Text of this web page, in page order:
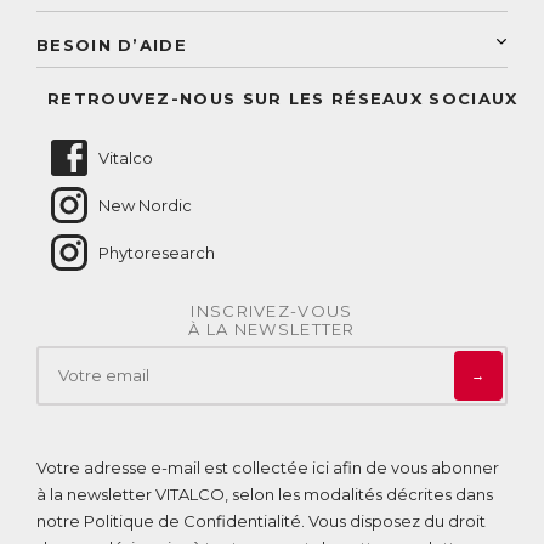
Conseils personnalisés
Conseil personnalisé
BESOIN D’AIDE
RETROUVEZ-NOUS SUR LES RÉSEAUX SOCIAUX
Vitalco
New Nordic
Phytoresearch
INSCRIVEZ-VOUS
À LA NEWSLETTER
→
Votre adresse e-mail est collectée ici afin de vous abonner
à la newsletter VITALCO, selon les modalités décrites dans
notre Politique de Confidentialité. Vous disposez du droit